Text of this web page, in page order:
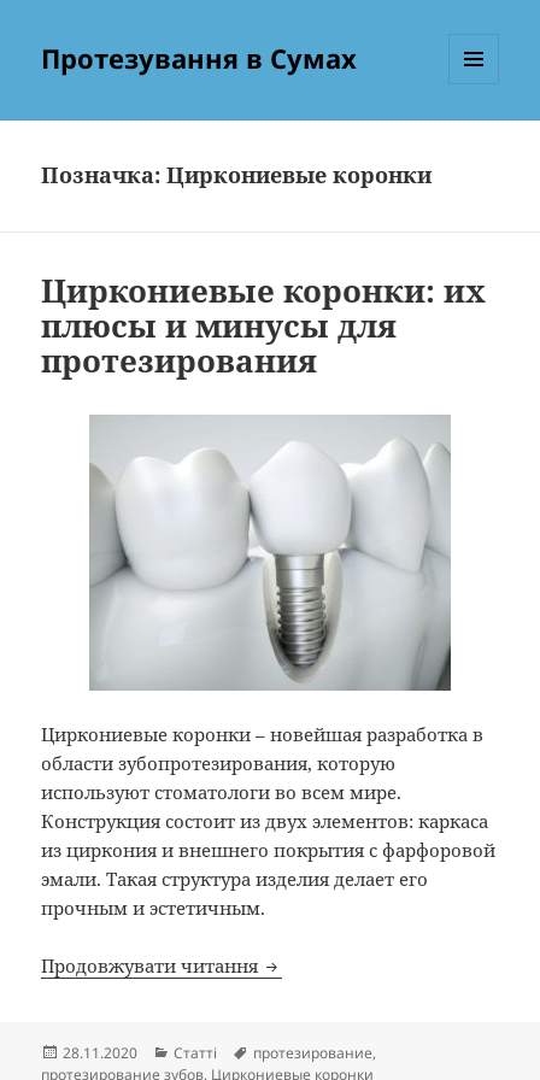
Протезування в Сумах
Позначка:Циркониевые коронки
Циркониевые коронки: их
плюсы и минусы для
протезирования
Циркониевые коронки – новейшая разработка в
области зубопротезирования, которую
используют стоматологи во всем мире.
Конструкция состоит из двух элементов: каркаса
из циркония и внешнего покрытия с фарфоровой
эмали. Такая структура изделия делает его
прочным и эстетичным.
Продовжувати читання Циркониевые коронки: их
Опубліковано
28.11.2020 Категорії
Статті Позначки
протезирование,
протезирование зубов, Циркониевые коронки